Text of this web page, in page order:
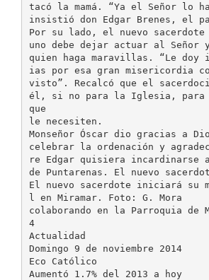
tacó la mamá. “Ya el Señor lo
insistió don Edgar Brenes, el
Por su lado, el nuevo
uno debe dejar actuar al Señor
quien haga maravillas. “Le
ias por esa gran misericordia
visto”. Recalcó que el
él, si no para la Iglesia, para
que
le necesiten.
Monseñor Óscar dio gracias a
celebrar la ordenación y
re Edgar quisiera incardinarse
de Puntarenas. El nuevo
El nuevo sacerdote iniciará su
l en Miramar. Foto: G. Mora
colaborando en la Parroquia de
4
Actualidad
Domingo 9 de noviembre 2014
Eco Católico
Aumentó 1.7% del 2013 a hoy